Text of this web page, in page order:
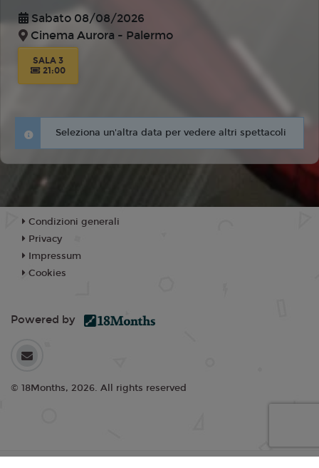
Sabato 08/08/2026
Cinema Aurora - Palermo
SALA 3
21:00
Seleziona un'altra data per vedere altri spettacoli
Condizioni generali
Privacy
Impressum
Cookies
Powered by
© 18Months, 2026. All rights reserved
I cookie ci aiutano a fornire i nostri servizi. Utilizzando tali servizi,